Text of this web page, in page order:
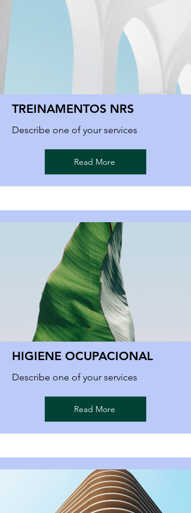
TREINAMENTOS NRS
Describe one of your services
Read More
HIGIENE OCUPACIONAL
Describe one of your services
Read More